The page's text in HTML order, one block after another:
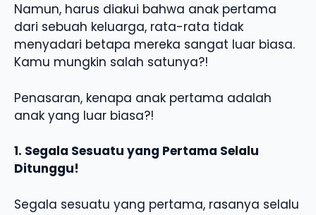
Namun, harus diakui bahwa anak pertama
dari sebuah keluarga, rata-rata tidak
menyadari betapa mereka sangat luar biasa.
Kamu mungkin salah satunya?!
Penasaran, kenapa anak pertama adalah
anak yang luar biasa?!
1. Segala Sesuatu yang Pertama Selalu
Ditunggu!
Segala sesuatu yang pertama, rasanya selalu